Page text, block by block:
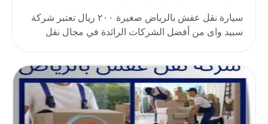
سيارة نقل عفش بالرياض صغيرة ٢٠٠ ريال تعتبر شركة
سبيد واى من أفضل الشركات الرائدة في مجال نقل